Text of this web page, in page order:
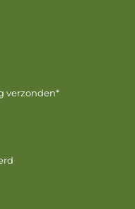
verzonden*